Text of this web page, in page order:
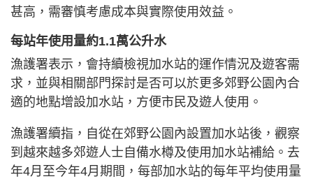
甚高，需審慎考慮成本與實際使用效益。
每站年使用量約1.1萬公升水
漁護署表示，會持續檢視加水站的運作情況及遊客需
求，並與相關部門探討是否可以於更多郊野公園內合
適的地點增設加水站，方便市民及遊人使用。
漁護署續指，自從在郊野公園內設置加水站後，觀察
到越來越多郊遊人士自備水樽及使用加水站補給。去
年4月至今年4月期間，每部加水站的每年平均使用量